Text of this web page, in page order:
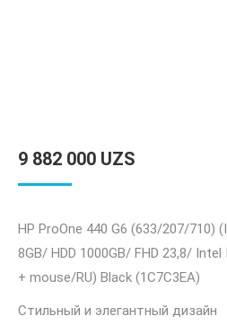
9 882 000 UZS
HP ProOne 440 G6 (633/207/710)
8GB/ HDD 1000GB/ FHD 23,8/
+ mouse/RU) Black (1C7C3EA)
Стильный и элегантный дизайн